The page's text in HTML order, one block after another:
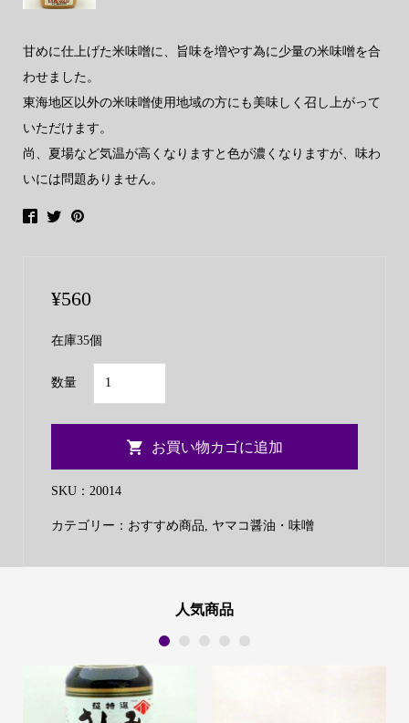
甘めに仕上げた米味噌に、旨味を増やす為に少量の米味噌を合
わせました。
東海地区以外の米味噌使用地域の方にも美味しく召し上がって
いただけます。
尚、夏場など気温が高くなりますと色が濃くなりますが、味わ
いには問題ありません。
¥560
在庫35個
数量
コ
門
の
白
お買い物カゴに追加
SKU： 20014
カテゴリー： おすすめ商品 ヤマコ醤油・味噌
人気商品
1 2 3 4 5